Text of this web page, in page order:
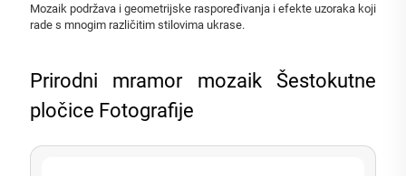
Mozaik podržava i geometrijske raspoređivanja i efekte uzoraka koji
rade s mnogim različitim stilovima ukrase.
Prirodni mramor mozaik Šestokutne
pločice Fotografije